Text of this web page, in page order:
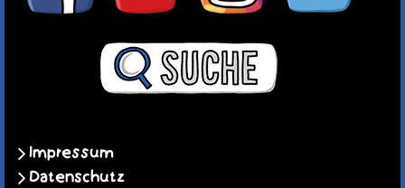
Impressum
Datenschutz